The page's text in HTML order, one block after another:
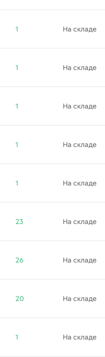
1 На складе
1 На складе
1 На складе
1 На складе
1 На складе
23 На складе
26 На складе
20 На складе
1 На складе